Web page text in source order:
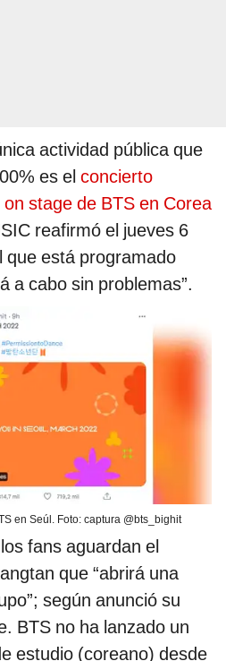
actividad pública que
es el concierto
stage de BTS en Corea
reafirmó el jueves 6
que está programado
a cabo sin problemas”.
en Seúl. Foto: captura @bts_bighit
fans aguardan el
que “abrirá una
según anunció su
BTS no ha lanzado un
estudio (coreano) desde